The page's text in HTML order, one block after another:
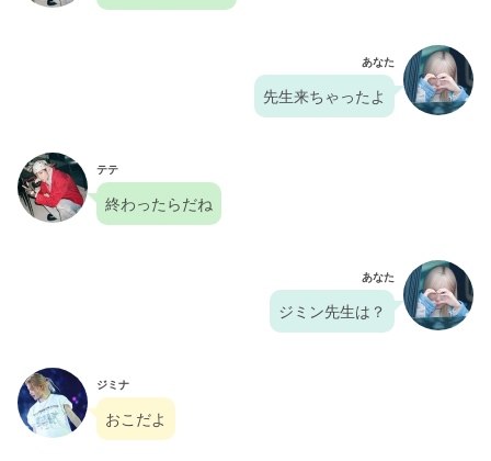
あなた
先生来ちゃったよ
テテ
終わったらだね
あなた
ジミン先生は？
ジミナ
おこだよ